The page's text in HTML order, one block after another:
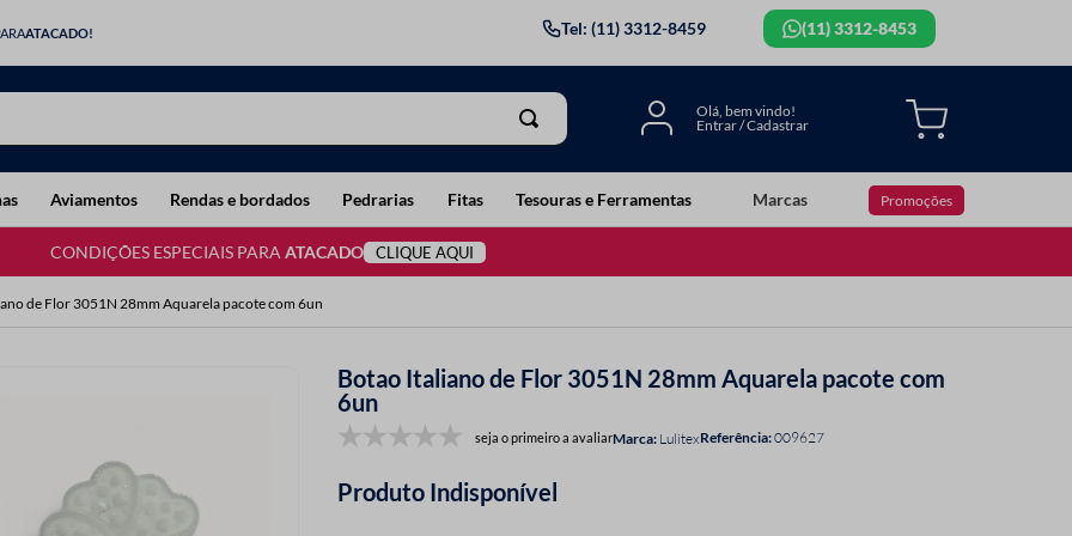
ATACADO! Tel: (11) 3312-8459 (11) 3312-8453
Aviamentos Rendas e bordados Pedrarias Fitas Tesouras e Ferramentas Marcas Promoções
CONDIÇÕES ESPECIAIS PARA ATACADO CLIQUE AQUI
de Flor 3051N 28mm Aquarela pacote com 6un
Botao Italiano de Flor 3051N 28mm Aquarela pacote com
6un
seja o primeiro a avaliar LulitexReferência:009627